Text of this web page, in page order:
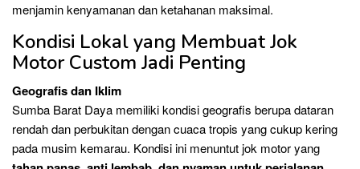
menjamin kenyamanan dan ketahanan maksimal.
Kondisi Lokal yang Membuat Jok
Motor Custom Jadi Penting
Geografis dan Iklim
Sumba Barat Daya memiliki kondisi geografis berupa dataran
rendah dan perbukitan dengan cuaca tropis yang cukup kering
pada musim kemarau. Kondisi ini menuntut jok motor yang